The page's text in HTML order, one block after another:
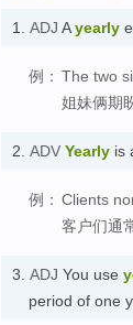
1. ADJ Ayearly
例： The two
姐妹俩期
2. ADV Yearly is
例： Clients
客户们通
3. ADJ You use
period of one